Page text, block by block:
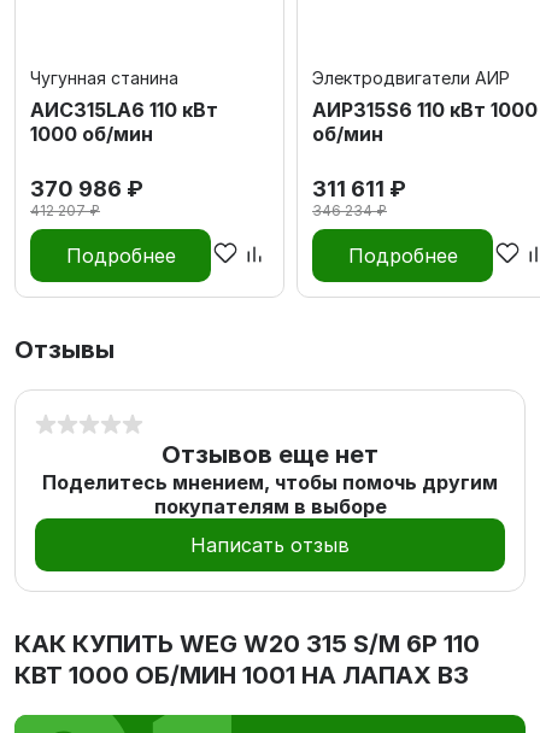
Чугунная станина
АИС315LA6 110 кВт
1000 об/мин
370 986 ₽
412 207 ₽
Подробнее
Электродвигатели АИР
АИР315S6 110 кВт 1000
об/мин
311 611 ₽
346 234 ₽
Подробнее
Отзывы
Отзывов еще нет
Поделитесь мнением, чтобы помочь другим
покупателям в выборе
Написать отзыв
КАК КУПИТЬ WEG W20 315 S/M 6P 110
КВТ 1000 ОБ/МИН 1001 НА ЛАПАХ В3